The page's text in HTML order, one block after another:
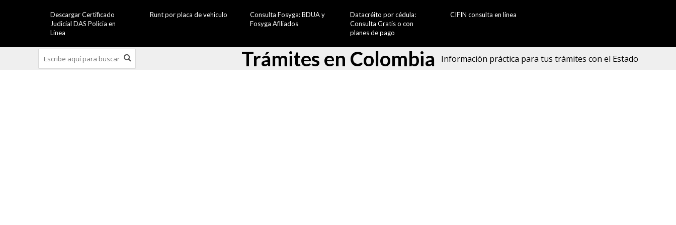
Descargar Certificado
Judicial DAS Policia en
Linea
Runt por placa de vehiculo
Consulta Fosyga: BDUA y
Fosyga Afiliados
Datacréito por cédula:
Consulta Gratis o con
planes de pago
CIFIN consulta en línea
Trámites en Colombia Información práctica para tus trámites con el Estado